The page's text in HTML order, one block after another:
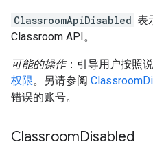
ClassroomApiDisabled 表
Classroom API。
可能的操作：引导用户按照
权限。另请参阅
错误的账号。
ClassroomDisabled